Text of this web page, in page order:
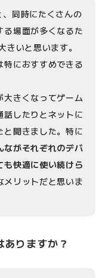
同時にたくさんの
る場面が多くなるた
いと思います。
特におすすめできる
大きくなってゲーム
話したりとネットに
と聞きました。特に
ながそれぞれのデバ
も快適に使い続けら
メリットだと思いま
りますか？